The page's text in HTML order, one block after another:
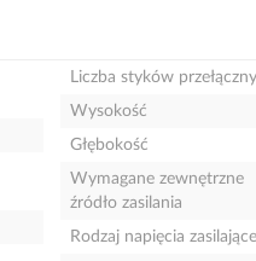
Liczba styków
Wysokość
Głębokość
Wymagane zewnętrzne
źródło zasilania
Rodzaj napięcia